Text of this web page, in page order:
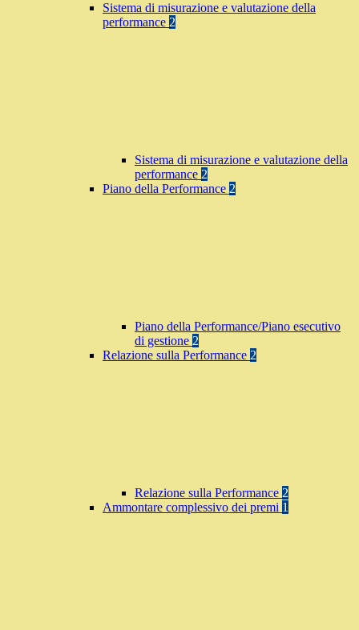
Sistema di misurazione e valutazione della
performance 2
Sistema di misurazione e valutazione della
performance 2
Piano della Performance 2
Piano della Performance/Piano esecutivo
di gestione 2
Relazione sulla Performance 2
Relazione sulla Performance 2
Ammontare complessivo dei premi 1